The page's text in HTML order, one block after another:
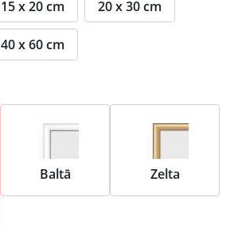
15 x 20 cm 20 x 30 cm
40 x 60 cm
Baltā Zelta